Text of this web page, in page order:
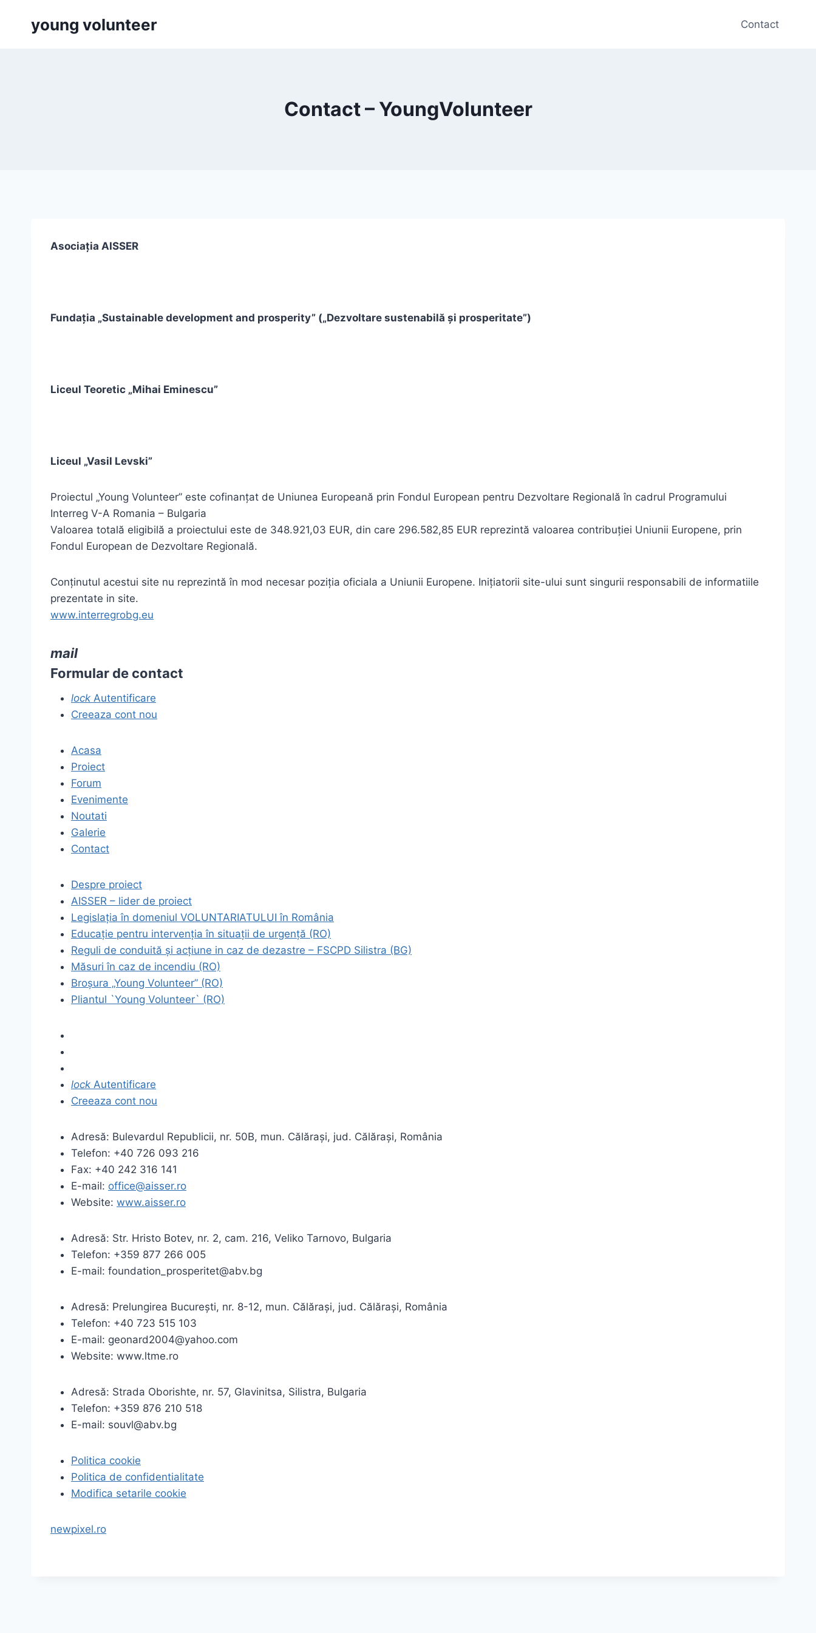
young volunteer Contact
Contact – YoungVolunteer
Asociația AISSER
Fundația „Sustainable development and prosperity” („Dezvoltare sustenabilă și prosperitate”)
Liceul Teoretic „Mihai Eminescu”
Liceul „Vasil Levski”
Proiectul „Young Volunteer” este cofinanțat de Uniunea Europeană prin Fondul European pentru Dezvoltare Regională în cadrul Programului
Interreg V-A Romania – Bulgaria
Valoarea totală eligibilă a proiectului este de 348.921,03 EUR, din care 296.582,85 EUR reprezintă valoarea contribuției Uniunii Europene, prin
Fondul European de Dezvoltare Regională.
Conţinutul acestui site nu reprezintă în mod necesar poziţia oficiala a Uniunii Europene. Inițiatorii site-ului sunt singurii responsabili de informatiile
prezentate in site.
www.interregrobg.eu
mail
Formular de contact
lock Autentificare
Creeaza cont nou
Acasa
Proiect
Forum
Evenimente
Noutati
Galerie
Contact
Despre proiect
AISSER – lider de proiect
Legislația în domeniul VOLUNTARIATULUI în România
Educație pentru intervenția în situații de urgență (RO)
Reguli de conduită și acțiune in caz de dezastre – FSCPD Silistra (BG)
Măsuri în caz de incendiu (RO)
Broșura „Young Volunteer” (RO)
Pliantul `Young Volunteer` (RO)
lock Autentificare
Creeaza cont nou
Adresă: Bulevardul Republicii, nr. 50B, mun. Călărași, jud. Călărași, România
Telefon: +40 726 093 216
Fax: +40 242 316 141
E-mail: office@aisser.ro
Website: www.aisser.ro
Adresă: Str. Hristo Botev, nr. 2, cam. 216, Veliko Tarnovo, Bulgaria
Telefon: +359 877 266 005
E-mail: foundation_prosperitet@abv.bg
Adresă: Prelungirea București, nr. 8-12, mun. Călărași, jud. Călărași, România
Telefon: +40 723 515 103
E-mail: geonard2004@yahoo.com
Website: www.ltme.ro
Adresă: Strada Oborishte, nr. 57, Glavinitsa, Silistra, Bulgaria
Telefon: +359 876 210 518
E-mail: souvl@abv.bg
Politica cookie
Politica de confidentialitate
Modifica setarile cookie
newpixel.ro